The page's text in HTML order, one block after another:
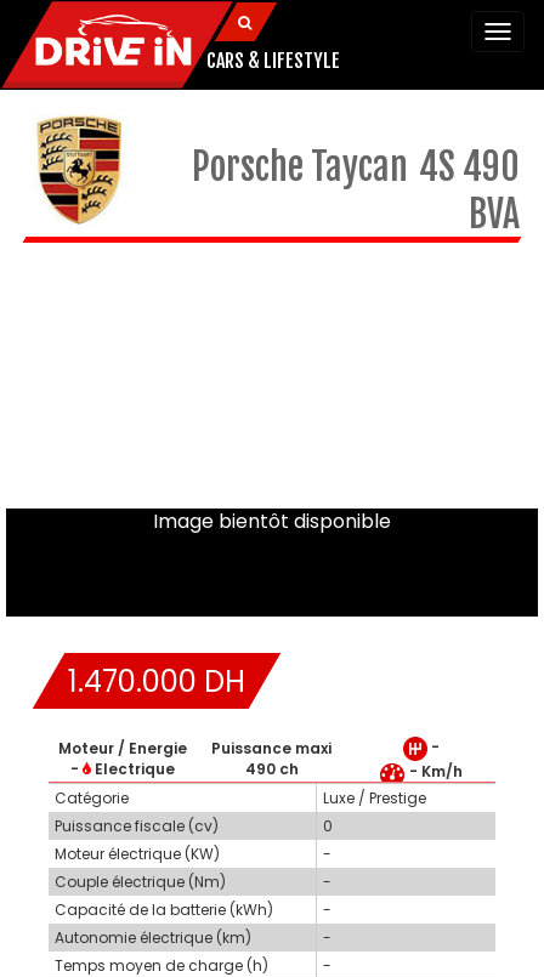
CARS & LIFESTYLE
Porsche Taycan 4S 490
BVA
Image bientôt disponible
1.470.000 DH
Moteur / Energie
-
Electrique
Puissance maxi
490 ch
-
- Km/h
Catégorie
Luxe / Prestige
Puissance fiscale (cv)
0
Moteur électrique (KW)
-
Couple électrique (Nm)
-
Capacité de la batterie (kWh)
-
Autonomie électrique (km)
-
Temps moyen de charge (h)
-